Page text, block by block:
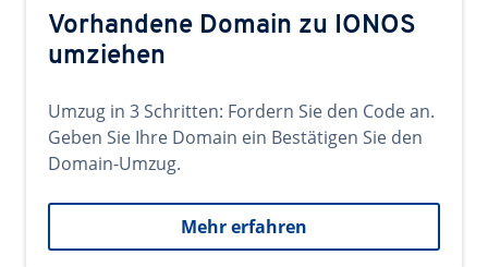
Vorhandene Domain zu IONOS
umziehen
Umzug in 3 Schritten: Fordern Sie den Code an.
Geben Sie Ihre Domain ein Bestätigen Sie den
Domain-Umzug.
Mehr erfahren